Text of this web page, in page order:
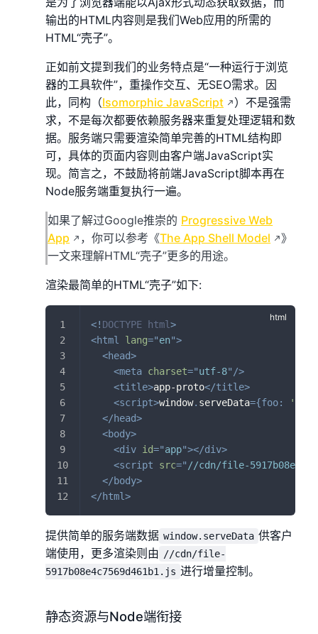
输出的HTML内容则是我们Web应用的所需的
HTML“壳子”。
正如前文提到我们的业务特点是“一种运行于浏览
器的工具软件”，重操作交互、无SEO需求。因
此，同构（Isomorphic JavaScript
）不是强需
求，不是每次都要依赖服务器来重复处理逻辑和数
据。服务端只需要渲染简单完善的HTML结构即
可，具体的页面内容则由客户端JavaScript实
现。简言之，不鼓励将前端JavaScript脚本再在
Node服务端重复执行一遍。
如果了解过Google推崇的 Progressive Web
App
，你可以参考《The App Shell Model
》
一文来理解HTML“壳子”更多的用途。
渲染最简单的HTML“壳子”如下:
<! DOCTYPE html>
<html lang="en">
<head>
<meta charset="utf-8" />
<title>app-proto</title>
<script>window. serveData={foo:
'来自
</head>
<body>
<div id="app"></div>
<script src=" //cdn/file-
</body>
</html>
提供简单的服务端数据 window.serveData 供客户
端使用，更多渲染则由 //cdn/file-
5917b08e4c7569d461b1.js 进行增量控制。
静态资源与Node端衔接